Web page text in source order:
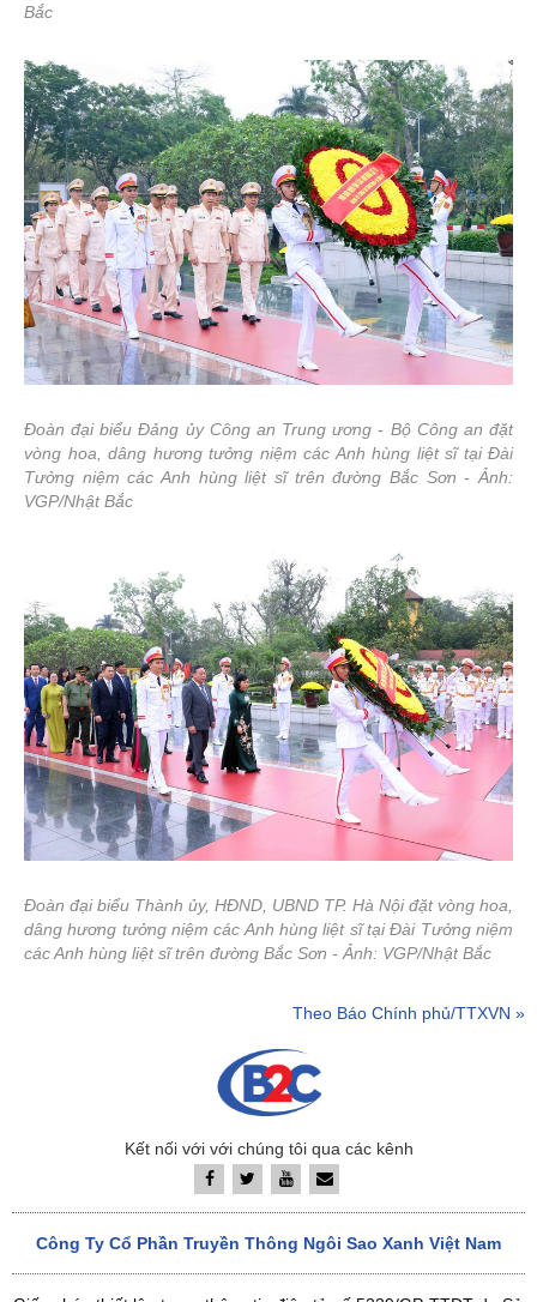
Bắc
Đoàn đại biểu Đảng ủy Công an Trung ương - Bộ Công an đặt
vòng hoa, dâng hương tưởng niệm các Anh hùng liệt sĩ tại Đài
Tưởng niệm các Anh hùng liệt sĩ trên đường Bắc Sơn - Ảnh:
VGP/Nhật Bắc
Đoàn đại biểu Thành ủy, HĐND, UBND TP. Hà Nội đặt vòng hoa,
dâng hương tưởng niệm các Anh hùng liệt sĩ tại Đài Tưởng niệm
các Anh hùng liệt sĩ trên đường Bắc Sơn - Ảnh: VGP/Nhật Bắc
Theo Báo Chính phủ/TTXVN »
Kết nối với với chúng tôi qua các kênh
Công Ty Cổ Phần Truyền Thông Ngôi Sao Xanh Việt Nam